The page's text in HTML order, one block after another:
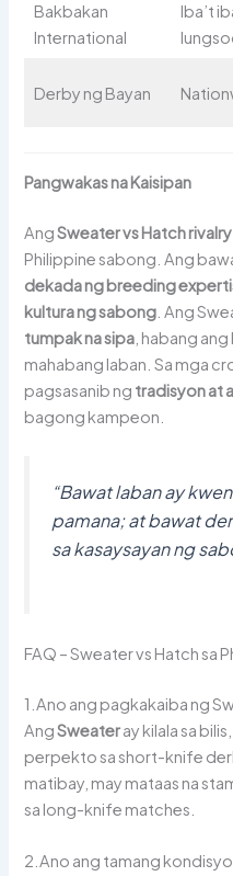
Bakbakan
International
Iba’t
Derby ng Bayan
Pangwakas na Kaisipan
AngSweater vs Hatch rivalry
Philippine sabong. Ang
dekada ng breeding
kultura ng sabong . Ang
tumpak na sipa , habang
mahabang laban. Sa mga
pagsasanib ng tradisyon at
bagong kampeon.
“Bawat laban ay
pamana; at bawat
sa kasaysayan ng
FAQ – Sweater vs Hatch sa
1.Ano ang pagkakaiba ng
AngSweateray kilala sa
perpekto sa short-knife
matibay, may mataas na
sa long-knife matches.
2.Ano ang tamang